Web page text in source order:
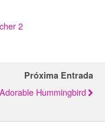
2
Próxima Entrada
Adorable Hummingbird